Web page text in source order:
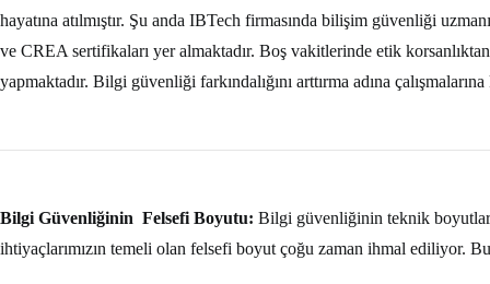
hayatına atılmıştır. Şu anda IBTech firmasında bilişim güvenliği
ve CREA sertifikaları yer almaktadır. Boş vakitlerinde etik
yapmaktadır. Bilgi güvenliği farkındalığını arttırma adına
Bilgi Güvenliğinin Felsefi Boyutu: Bilgi güvenliğinin teknik
ihtiyaçlarımızın temeli olan felsefi boyut çoğu zaman ihmal ediliyor.